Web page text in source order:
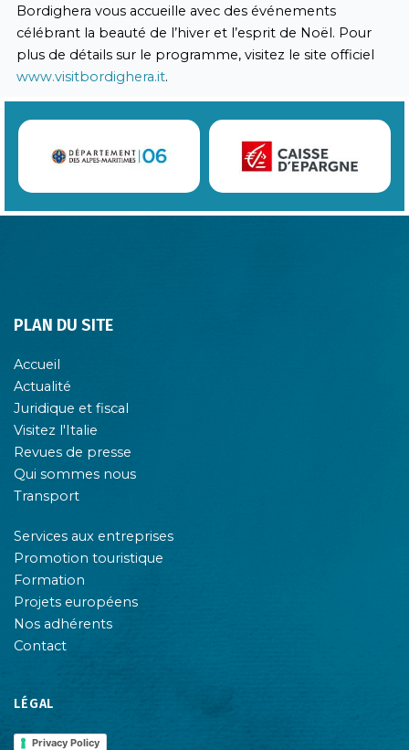
Bordighera vous accueille avec des événements
célébrant la beauté de l’hiver et l’esprit de Noël. Pour
plus de détails sur le programme, visitez le site officiel
www.visitbordighera.it.
PLAN DU SITE
Accueil
Actualité
Juridique et fiscal
Visitez l'Italie
Revues de presse
Qui sommes nous
Transport
Services aux entreprises
Promotion touristique
Formation
Projets européens
Nos adhérents
Contact
LÉGAL
Privacy Policy